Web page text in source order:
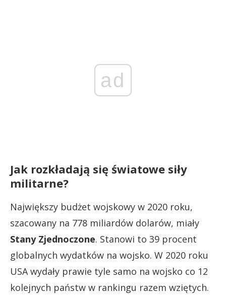
ad
Jak rozkładają się światowe siły
militarne?
Największy budżet wojskowy w 2020 roku,
szacowany na 778 miliardów dolarów, miały
Stany Zjednoczone. Stanowi to 39 procent
globalnych wydatków na wojsko. W 2020 roku
USA wydały prawie tyle samo na wojsko co 12
kolejnych państw w rankingu razem wziętych.